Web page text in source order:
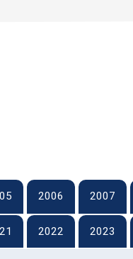
2006 2007
2022 2023